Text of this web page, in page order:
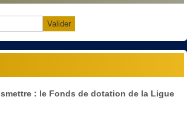
Valider
: le Fonds de dotation de la Ligue